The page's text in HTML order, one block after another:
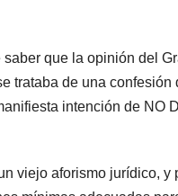
que la opinión del
trataba de una
intención de NO
viejo aforismo jurídico,